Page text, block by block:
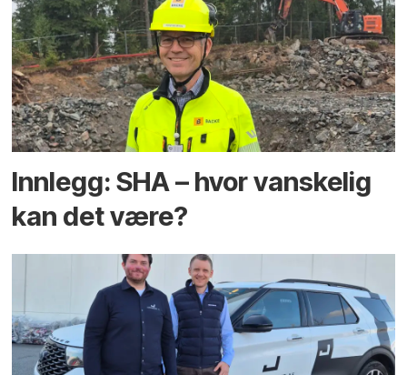
Innlegg: SHA – hvor vanskelig
kan det være?